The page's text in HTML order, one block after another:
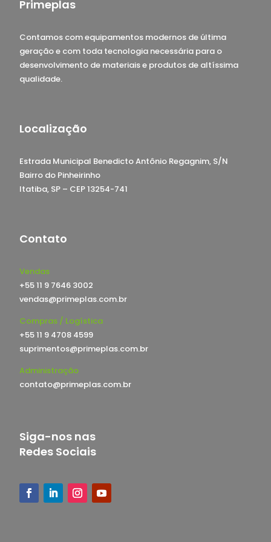
Primeplas
Contamos com equipamentos modernos de última
geração e com toda tecnologia necessária para o
desenvolvimento de materiais e produtos de altíssima
qualidade.
Localização
Estrada Municipal Benedicto Antônio Regagnim, S/N
Bairro do Pinheirinho
Itatiba, SP – CEP 13254-741
Contato
Vendas
+55 11 9 7646 3002
vendas@primeplas.com.br
Compras / Logística
+55 11 9 4708 4599
suprimentos@primeplas.com.br
Administração
contato@primeplas.com.br
Siga-nos nas
Redes Sociais